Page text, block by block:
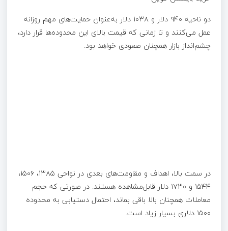
دو ناحیه ۹۴۰ دلار و ۱۰۳۸ دلار به‌عنوان حمایت‌های مهم روزانه
عمل می‌کنند و تا زمانی که قیمت بالای این محدوده‌ها قرار دارد،
چشم‌انداز بازار همچنان صعودی خواهد بود.
در سمت بالا، اهداف و مقاومت‌های بعدی در نواحی ۱۳۸۵، ۱۵۰۶،
۱۵۴۴ و ۱۷۳۰ دلار قابل‌مشاهده هستند. در صورتی که حجم
معاملات همچنان بالا باقی بماند، احتمال دستیابی به محدوده
۱۵۰۰ دلاری بسیار زیاد است.